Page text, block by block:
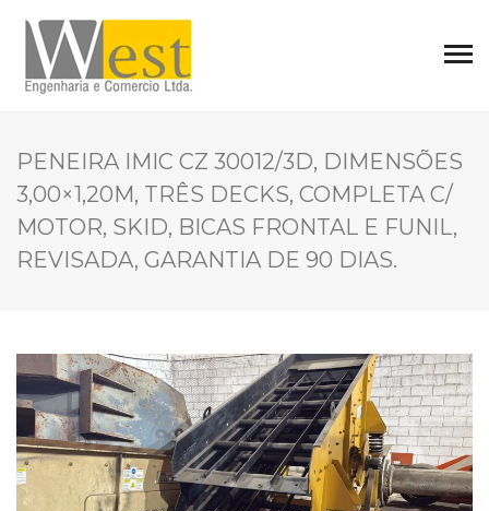
PENEIRA IMIC CZ 30012/3D, DIMENSÕES
3,00×1,20M, TRÊS DECKS, COMPLETA C/
MOTOR, SKID, BICAS FRONTAL E FUNIL,
REVISADA, GARANTIA DE 90 DIAS.